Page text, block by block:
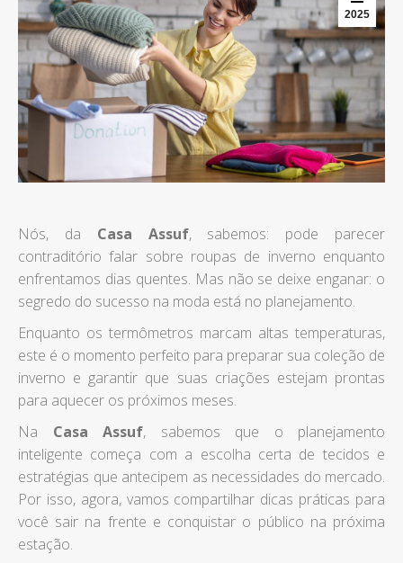
2025
Nós, da Casa Assuf, sabemos: pode parecer
contraditório falar sobre roupas de inverno enquanto
enfrentamos dias quentes. Mas não se deixe enganar: o
segredo do sucesso na moda está no planejamento.
Enquanto os termômetros marcam altas temperaturas,
este é o momento perfeito para preparar sua coleção de
inverno e garantir que suas criações estejam prontas
para aquecer os próximos meses.
Na Casa Assuf, sabemos que o planejamento
inteligente começa com a escolha certa de tecidos e
estratégias que antecipem as necessidades do mercado.
Por isso, agora, vamos compartilhar dicas práticas para
você sair na frente e conquistar o público na próxima
estação.